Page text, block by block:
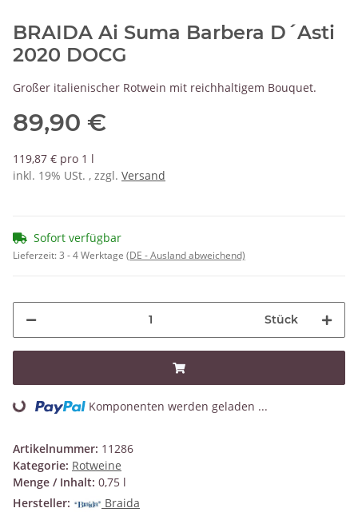
BRAIDA Ai Suma Barbera D´Asti
2020 DOCG
Großer italienischer Rotwein mit reichhaltigem Bouquet.
89,90 €
119,87 € pro 1 l
inkl. 19% USt. , zzgl. Versand
Sofort verfügbar
Lieferzeit:3 - 4 Werktage (DE - Ausland abweichend)
Stück
Loading... Komponenten werden geladen ...
Artikelnummer: 11286
Kategorie: Rotweine
Menge / Inhalt: 0,75 l
Hersteller:
Braida